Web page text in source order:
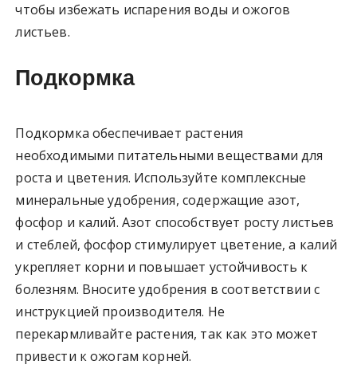
чтобы избежать испарения воды и ожогов
листьев.
Подкормка
Подкормка обеспечивает растения
необходимыми питательными веществами для
роста и цветения. Используйте комплексные
минеральные удобрения, содержащие азот,
фосфор и калий. Азот способствует росту листьев
и стеблей, фосфор стимулирует цветение, а калий
укрепляет корни и повышает устойчивость к
болезням. Вносите удобрения в соответствии с
инструкцией производителя. Не
перекармливайте растения, так как это может
привести к ожогам корней.